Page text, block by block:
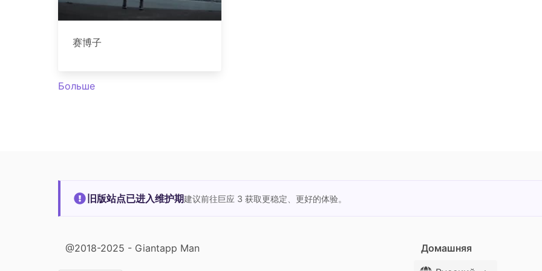
赛博子
Больше
旧版站点已进入维护期建议前往巨应 3 获取更稳定、更好的体验。
@2018-2025 - Giantapp Man
Домашняя